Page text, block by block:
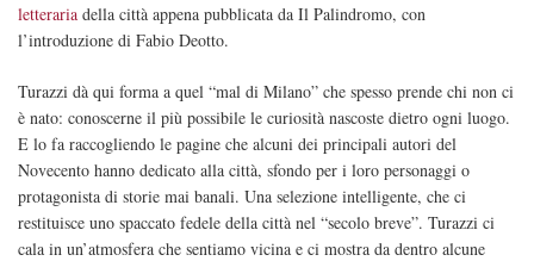
letteraria della città appena pubblicata da Il Palindromo, con
l’introduzione di Fabio Deotto.
Turazzi dà qui forma a quel “mal di Milano” che spesso prende chi non ci
è nato: conoscerne il più possibile le curiosità nascoste dietro ogni luogo.
E lo fa raccogliendo le pagine che alcuni dei principali autori del
Novecento hanno dedicato alla città, sfondo per i loro personaggi o
protagonista di storie mai banali. Una selezione intelligente, che ci
restituisce uno spaccato fedele della città nel “secolo breve”. Turazzi ci
cala in un’atmosfera che sentiamo vicina e ci mostra da dentro alcune